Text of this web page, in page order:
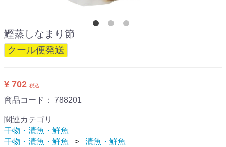
鰹蒸しなまり節
クール便発送
¥ 702 税込
商品コード： 788201
関連カテゴリ
干物・漬魚・鮮魚
干物・漬魚・鮮魚
漬魚・鮮魚